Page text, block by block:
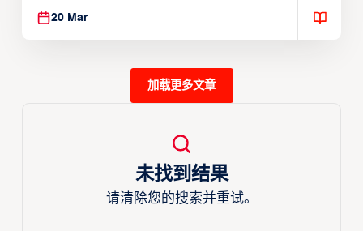
20 Mar
加载更多文章
未找到结果
请清除您的搜索并重试。